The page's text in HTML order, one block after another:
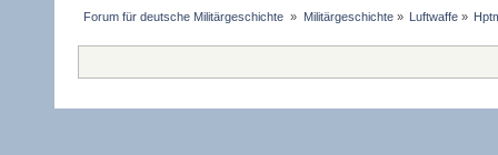
Forum für deutsche Militärgeschichte » Militärgeschichte» Luftwaffe»